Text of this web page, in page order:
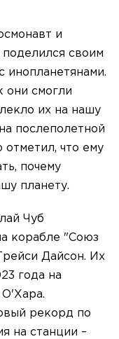
и
своим
инопланетянами.
они смогли
их на нашу
послеполетной
что ему
почему
планету.
Чуб
корабле "Союз
Дайсон. Их
года на
рекорд по
на станции –